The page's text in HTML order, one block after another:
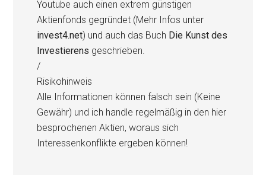
Youtube auch einen extrem günstigen
Aktienfonds gegründet (Mehr Infos unter
invest4.net) und auch das Buch Die Kunst des
Investierens geschrieben.
/
Risikohinweis
Alle Informationen können falsch sein (Keine
Gewähr) und ich handle regelmäßig in den hier
besprochenen Aktien, woraus sich
Interessenkonflikte ergeben können!